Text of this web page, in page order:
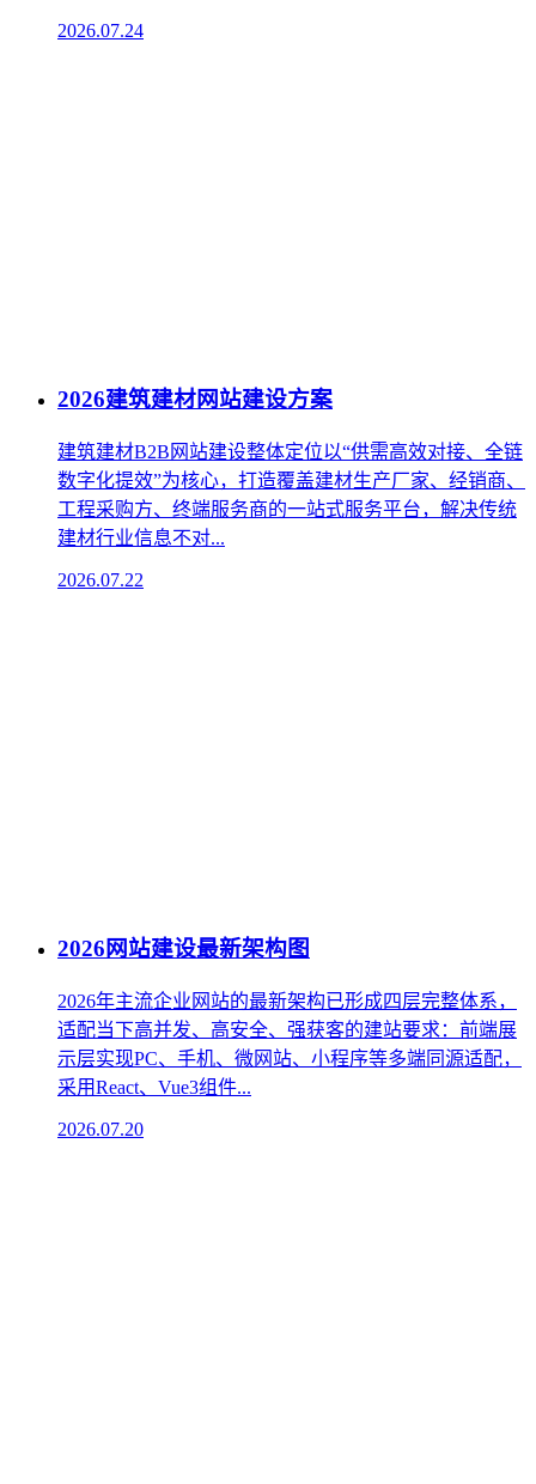
2026.07.24
2026建筑建材网站建设方案
建筑建材B2B网站建设整体定位以“供需高效对接、全链
数字化提效”为核心，打造覆盖建材生产厂家、经销商、
工程采购方、终端服务商的一站式服务平台，解决传统
建材行业信息不对...
2026.07.22
2026网站建设最新架构图
2026年主流企业网站的最新架构已形成四层完整体系，
适配当下高并发、高安全、强获客的建站要求：‌前端展
示层‌实现PC、手机、微网站、小程序等多端同源适配，
采用React、Vue3组件...
2026.07.20